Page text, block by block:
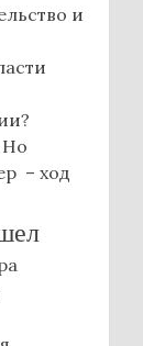
и
Но
– ход